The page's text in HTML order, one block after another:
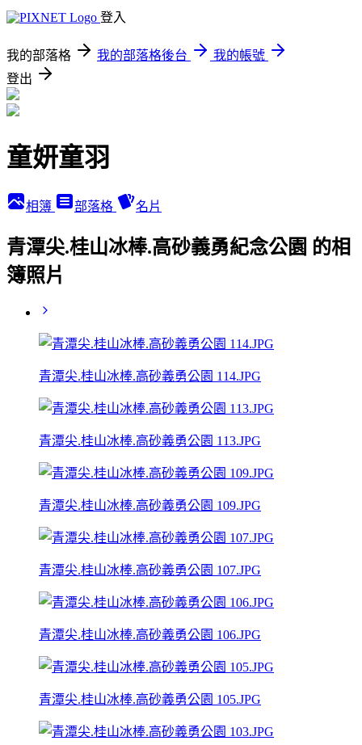
登入
我的部落格 我的部落格後台
我的帳號
登出
童妍童羽
相簿 部落格 名片
青潭尖.桂山冰棒.高砂義勇紀念公園 的相
簿照片
青潭尖.桂山冰棒.高砂義勇公園 114.JPG
青潭尖.桂山冰棒.高砂義勇公園 113.JPG
青潭尖.桂山冰棒.高砂義勇公園 109.JPG
青潭尖.桂山冰棒.高砂義勇公園 107.JPG
青潭尖.桂山冰棒.高砂義勇公園 106.JPG
青潭尖.桂山冰棒.高砂義勇公園 105.JPG